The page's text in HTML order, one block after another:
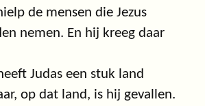
de mensen die Jezus
nemen. En hij kreeg daar
Judas een stuk land
op dat land, is hij gevallen.